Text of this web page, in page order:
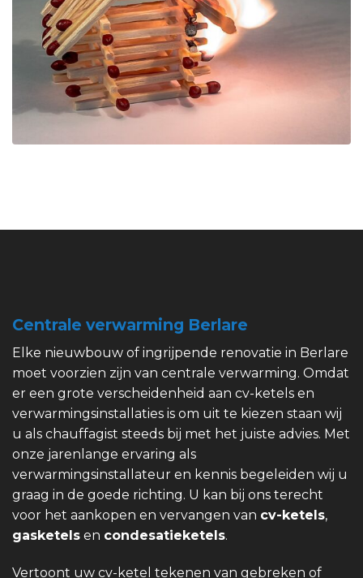
Centrale verwarming Berlare
Elke nieuwbouw of ingrijpende renovatie in Berlare
moet voorzien zijn van centrale verwarming. Omdat
er een grote verscheidenheid aan cv-ketels en
verwarmingsinstallaties is om uit te kiezen staan wij
u als chauffagist steeds bij met het juiste advies. Met
onze jarenlange ervaring als
verwarmingsinstallateur en kennis begeleiden wij u
graag in de goede richting. U kan bij ons terecht
voor het aankopen en vervangen van cv-ketels,
gasketels en condesatieketels.
Vertoont uw cv-ketel tekenen van gebreken of